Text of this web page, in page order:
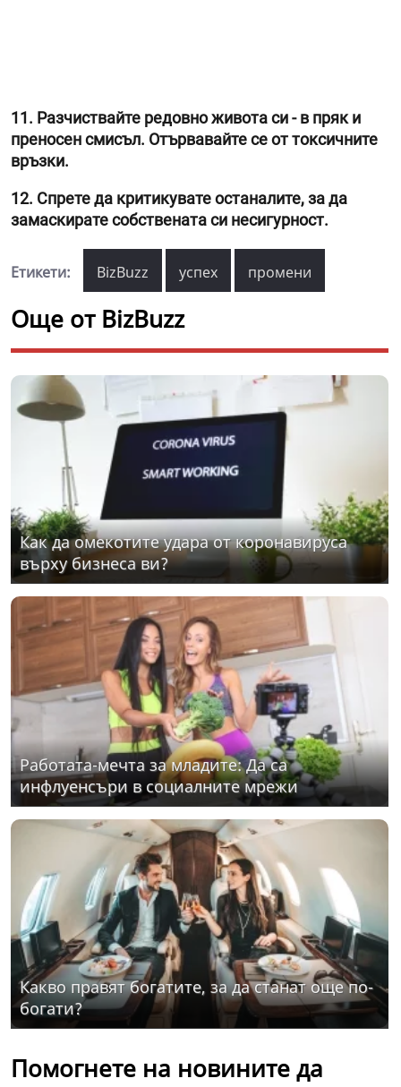
11. Разчиствайте редовно живота си - в пряк и
преносен смисъл. Отървавайте се от токсичните
връзки.
12. Спрете да критикувате останалите, за да
замаскирате собствената си несигурност.
Етикети: BizBuzz успех промени
Още от BizBuzz
Как да омекотите удара от коронавируса
върху бизнеса ви?
Работата-мечта за младите: Да са
инфлуенсъри в социалните мрежи
Какво правят богатите, за да станат още по-
богати?
Помогнете на новините да